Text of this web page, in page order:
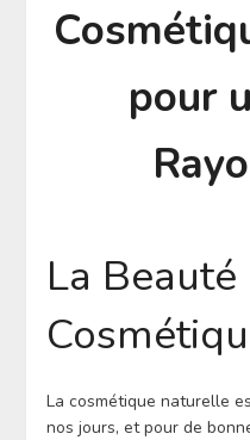
pour
La
La cosmétique naturelle
nos jours, et pour de